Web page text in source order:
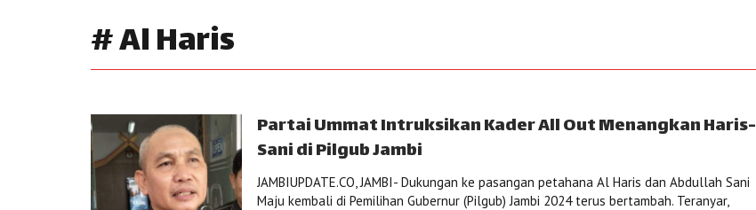
# Al Haris
Partai Ummat Intruksikan Kader All Out Menangkan Haris-
Sani di Pilgub Jambi
JAMBIUPDATE.CO, JAMBI- Dukungan ke pasangan petahana Al Haris dan Abdullah Sani
Maju kembali di Pemilihan Gubernur (Pilgub) Jambi 2024 terus bertambah. Teranyar,